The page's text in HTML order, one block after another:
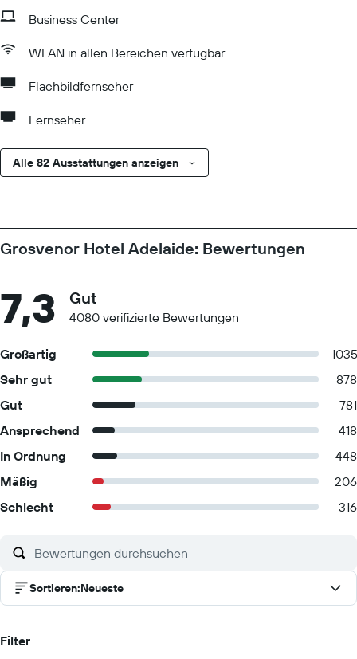
Business Center
WLAN in allen Bereichen verfügbar
Flachbildfernseher
Fernseher
Alle 82 Ausstattungen anzeigen
Grosvenor Hotel Adelaide: Bewertungen
7,3 Gut
4080 verifizierte Bewertungen
Großartig
1035
Sehr gut
878
Gut
781
Ansprechend
418
In Ordnung
448
Mäßig
206
Schlecht
316
Sortieren:Neueste
Filter